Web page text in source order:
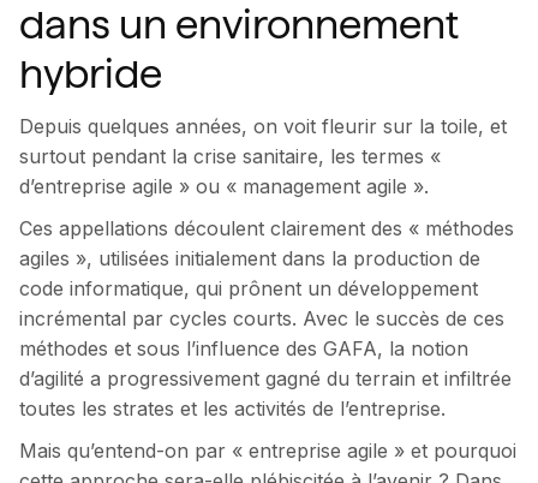
dans un environnement
hybride
Depuis quelques années, on voit fleurir sur la toile, et
surtout pendant la crise sanitaire, les termes «
d’entreprise agile » ou « management agile ».
Ces appellations découlent clairement des « méthodes
agiles », utilisées initialement dans la production de
code informatique, qui prônent un développement
incrémental par cycles courts. Avec le succès de ces
méthodes et sous l’influence des GAFA, la notion
d’agilité a progressivement gagné du terrain et infiltrée
toutes les strates et les activités de l’entreprise.
Mais qu’entend-on par « entreprise agile » et pourquoi